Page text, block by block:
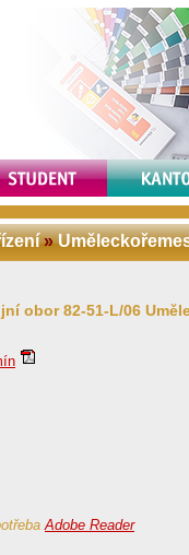
»
obor 82-51-L/06
Adobe Reader